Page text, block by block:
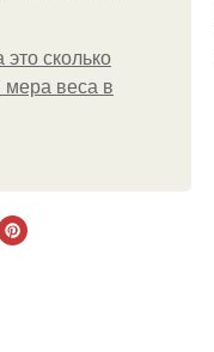
сколько
веса в